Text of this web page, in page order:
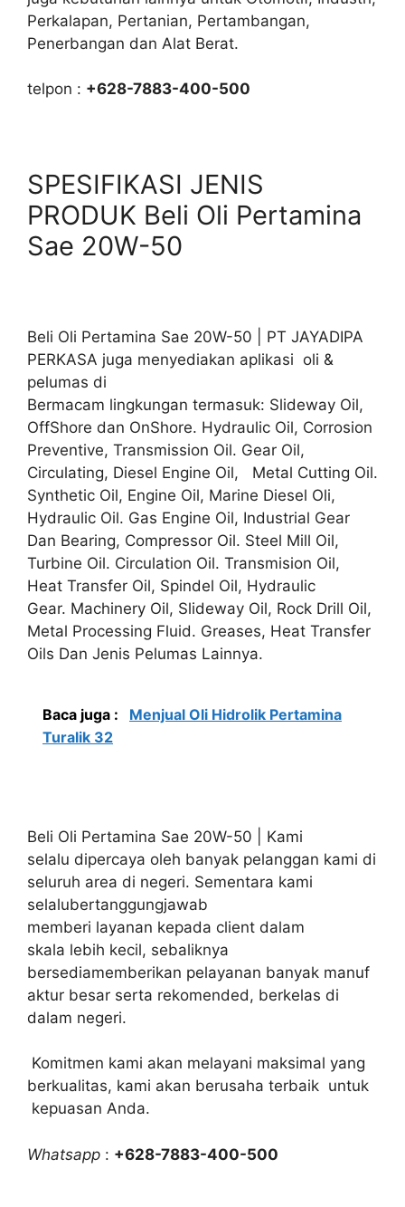
Perkalapan, Pertanian, Pertambangan,
Penerbangan dan Alat Berat.
telpon : +628-7883-400-500
SPESIFIKASI JENIS
PRODUK Beli Oli Pertamina
Sae 20W-50
Beli Oli Pertamina Sae 20W-50 | PT JAYADIPA
PERKASA juga menyediakan aplikasi oli &
pelumas di
Bermacam lingkungan termasuk: Slideway Oil,
OffShore dan OnShore. Hydraulic Oil, Corrosion
Preventive, Transmission Oil. Gear Oil,
Circulating, Diesel Engine Oil, Metal Cutting Oil.
Synthetic Oil, Engine Oil, Marine Diesel Oli,
Hydraulic Oil. Gas Engine Oil, Industrial Gear
Dan Bearing, Compressor Oil. Steel Mill Oil,
Turbine Oil. Circulation Oil. Transmision Oil,
Heat Transfer Oil, Spindel Oil, Hydraulic
Gear. Machinery Oil, Slideway Oil, Rock Drill Oil,
Metal Processing Fluid. Greases, Heat Transfer
Oils Dan Jenis Pelumas Lainnya.
Baca juga :
Menjual Oli Hidrolik Pertamina
Turalik 32
Beli Oli Pertamina Sae 20W-50 | Kami
selalu dipercaya oleh banyak pelanggan kami di
seluruh area di negeri. Sementara kami
selalubertanggungjawab
memberi layanan kepada client dalam
skala lebih kecil, sebaliknya
bersediamemberikan pelayanan banyak manuf
aktur besar serta rekomended, berkelas di
dalam negeri.
Komitmen kami akan melayani maksimal yang
berkualitas, kami akan berusaha terbaik untuk
kepuasan Anda.
Whatsapp : +628-7883-400-500